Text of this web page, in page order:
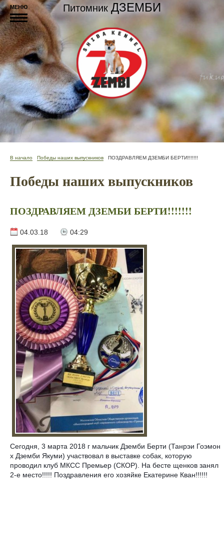
Питомник ДЗЕМБИ
МЕНЮ
В начало Победы наших выпускников ПОЗДРАВЛЯЕМ ДЗЕМБИ БЕРТИ!!!!!!!
Победы наших выпускников
ПОЗДРАВЛЯЕМ ДЗЕМБИ БЕРТИ!!!!!!!
04.03.18 04:29
Сегодня, 3 марта 2018 г мальчик Дземби Берти (Танрэи Гоэмон
х Дземби Якуми) участвовал в выставке собак, которую
проводил клуб МКСС Премьер (СКОР). На бесте щенков занял
2-е место!!!!! Поздравления его хозяйке Екатерине Кван!!!!!!